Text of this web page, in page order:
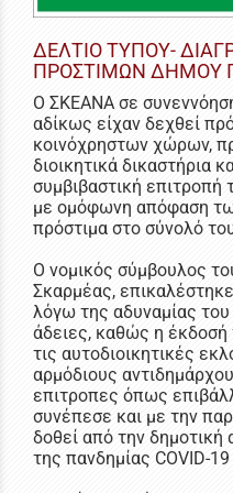
ΔΕΛΤΙΟ ΤΥΠΟΥ-
ΠΡΟΣΤΙΜΩΝ ΔΗΜΟΥ
Ο ΣΚΕΑΝΑ σε
αδίκως είχαν δεχθεί
κοινόχρηστων χώρων,
διοικητικά δικαστήρια
συμβιβαστική
με ομόφωνη απόφαση
πρόστιμα στο σύνολό
Ο νομικός σύμβουλος
Σκαρμέας,
λόγω της αδυναμίας
άδειες, καθώς η έκδοσή
τις αυτοδιοικητικές
αρμόδιους
επιτροπες όπως
συνέπεσε και με την
δοθεί από την
της πανδημίας COVID-